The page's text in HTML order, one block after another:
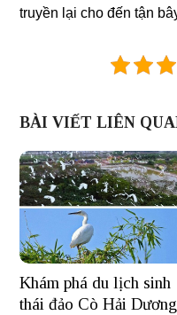
truyền lại cho đến tận
BÀI VIẾT LIÊN
Khám phá du lịch sinh
thái đảo Cò Hải Dương